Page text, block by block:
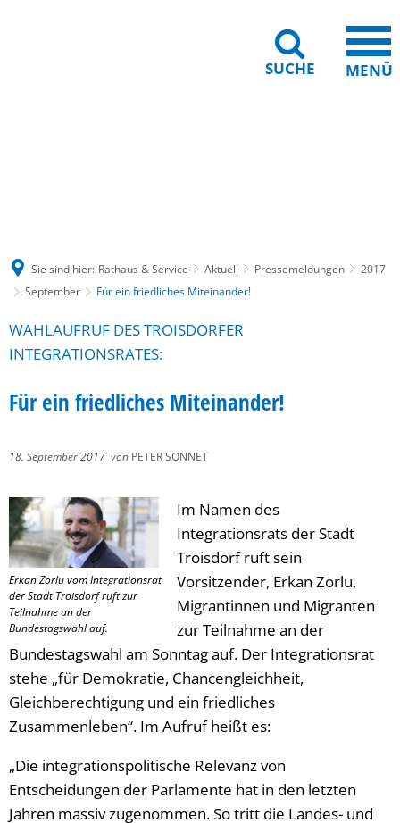
SUCHE MENÜ
Sie sind hier: Rathaus & Service Aktuell Pressemeldungen
2017
September
Für ein friedliches Miteinander!
WAHLAUFRUF DES TROISDORFER
INTEGRATIONSRATES:
Für ein friedliches Miteinander!
18. September 2017 von PETER SONNET
Erkan Zorlu vom Integrationsrat
der Stadt Troisdorf ruft zur
Teilnahme an der
Bundestagswahl auf.
Im Namen des
Integrationsrats der Stadt
Troisdorf ruft sein
Vorsitzender, Erkan Zorlu,
Migrantinnen und Migranten
zur Teilnahme an der
Bundestagswahl am Sonntag auf. Der Integrationsrat
stehe „für Demokratie, Chancengleichheit,
Gleichberechtigung und ein friedliches
Zusammenleben“. Im Aufruf heißt es:
„Die integrationspolitische Relevanz von
Entscheidungen der Parlamente hat in den letzten
Jahren massiv zugenommen. So tritt die Landes- und